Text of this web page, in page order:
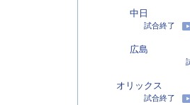
中日
試合終了
広島
オリックス
試合終了